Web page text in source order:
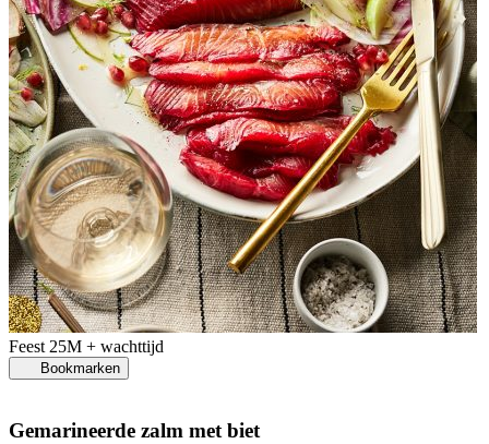
Feest 25M + wachttijd
Bookmarken
Gemarineerde zalm met biet